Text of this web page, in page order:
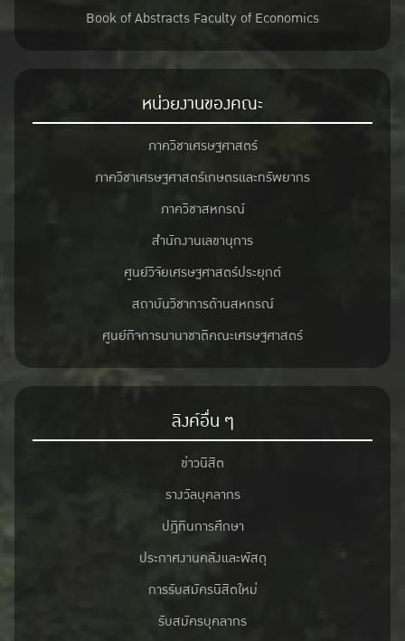
Book of Abstracts Faculty of Economics
หน่วยงานของคณะ
ภาควิชาเศรษฐศาสตร์
ภาควิชาเศรษฐศาสตร์เกษตรและทรัพยากร
ภาควิชาสหกรณ์
สำนักงานเลขานุการ
ศูนย์วิจัยเศรษฐศาสตร์ประยุกต์
สถาบันวิชาการด้านสหกรณ์
ศูนย์กิจการนานาชาติคณะเศรษฐศาสตร์
ลิงค์อื่น ๆ
ข่าวนิสิต
รางวัลบุคลากร
ปฎิทินการศึกษา
ประกาศงานคลังและพัสดุ
การรับสมัครนิสิตใหม่
รับสมัครบุคลากร